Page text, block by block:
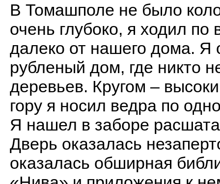
В Томашполе не было
очень глубоко, я ходил по
далеко от нашего дома. Я
рубленый дом, где никто
деревьев. Кругом –
гору я носил ведра по
Я нашел в заборе
Дверь оказалась
оказалась обширная